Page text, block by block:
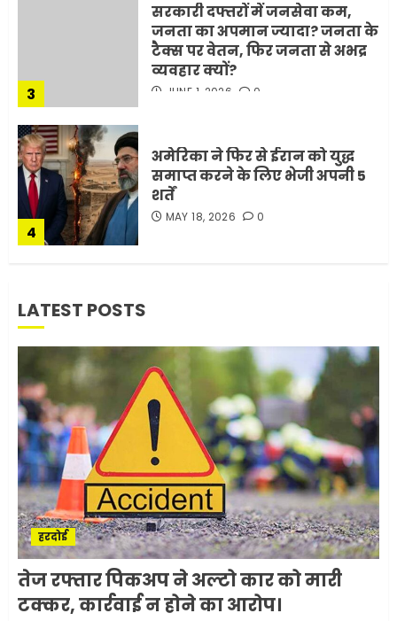
3
सरकारी दफ्तरों में जनसेवा कम,
जनता का अपमान ज्यादा? जनता के
टैक्स पर वेतन, फिर जनता से अभद्र
व्यवहार क्यों?
JUNE 1, 2026 0
4
अमेरिका ने फिर से ईरान को युद्ध
समाप्त करने के लिए भेजी अपनी 5
शर्तें
MAY 18, 2026 0
FEBRUARY 3, 2026 0
1
मोबाइल की लत: एक खामोश
घातक बीमारी, जो धीरे-धीरे इंसान,
रिश्ते और भविष्य सब कुछ निगल
रही है!
JULY 11, 2026
मलबों से ईरान ने सुरक्षित बरामद
कर ली करीब 1000 से ज्यादा
मिसाइलें
LATEST POSTS
हरदोई
तेज रफ्तार पिकअप ने अल्टो कार को मारी
टक्कर, कार्रवाई न होने का आरोप।